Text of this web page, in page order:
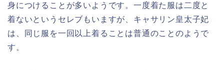
身につけることが多いようです。一度着た服は二度と
着ないというセレブもいますが、キャサリン皇太子妃
は、同じ服を一回以上着ることは普通のことのようで
す。